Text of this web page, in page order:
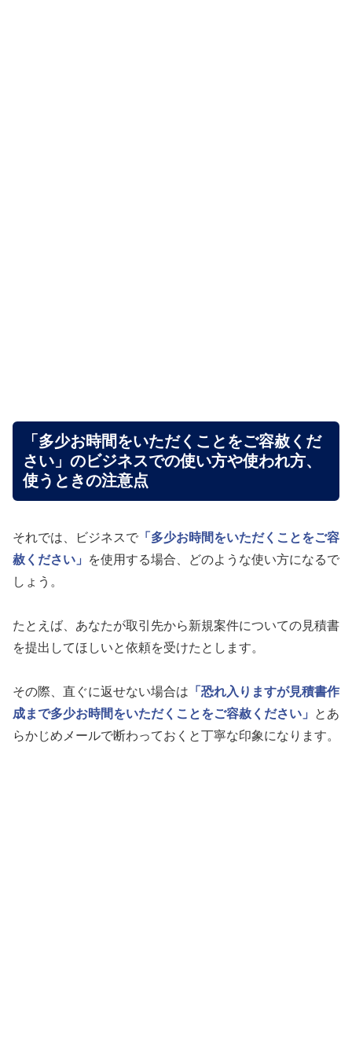
「多少お時間をいただくことをご容赦くだ
さい」のビジネスでの使い方や使われ方、
使うときの注意点
それでは、ビジネスで 「多少お時間をいただくことをご容
赦ください」
を使用する場合、どのような使い方になるで
しょう。
たとえば、あなたが取引先から新規案件についての見積書
を提出してほしいと依頼を受けたとします。
その際、直ぐに返せない場合は 「恐れ入りますが見積書作
成まで多少お時間をいただくことをご容赦ください」
とあ
らかじめメールで断わっておくと丁寧な印象になります。